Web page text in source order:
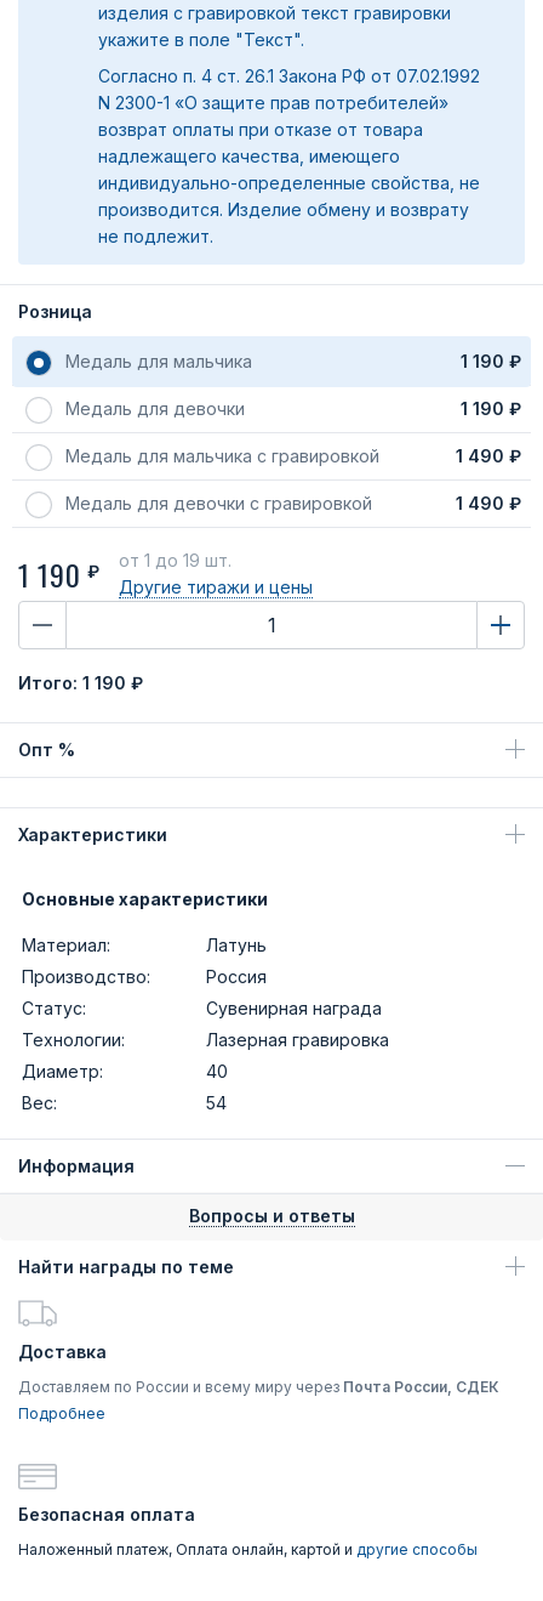
изделия с гравировкой текст гравировки
укажите в поле "Текст".
Согласно п. 4 ст. 26.1 Закона РФ от 07.02.1992
N 2300-1 «О защите прав потребителей»
возврат оплаты при отказе от товара
надлежащего качества, имеющего
индивидуально-определенные свойства, не
производится. Изделие обмену и возврату
не подлежит.
Розница
Медаль для мальчика 1 190 ₽
Медаль для девочки 1 190 ₽
Медаль для мальчика с гравировкой 1 490 ₽
Медаль для девочки с гравировкой 1 490 ₽
1 190 ₽
от 1 до 19 шт.
Другие тиражи и цены
Итого: 1 190 ₽
Опт %
Характеристики
Основные характеристики
Материал:
Латунь
Производство:
Россия
Статус:
Сувенирная награда
Технологии:
Лазерная гравировка
Диаметр:
40
Вес:
54
Информация
Вопросы и ответы
Найти награды по теме
Доставка
Доставляем по России и всему миру через Почта России, СДЕК
Подробнее
Безопасная оплата
Наложенный платеж, Оплата онлайн, картой и другие способы